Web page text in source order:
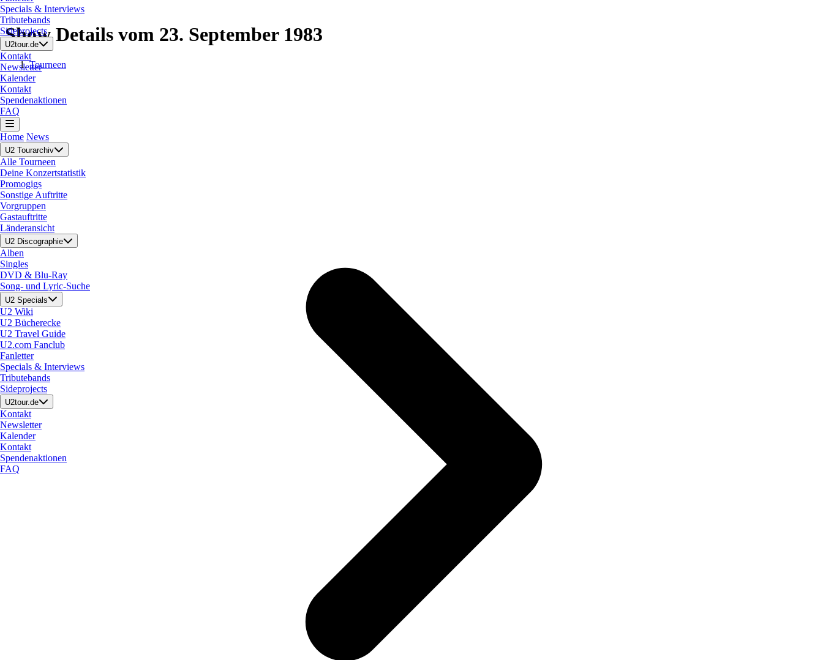
Specials & Interviews
Tributebands
Sideprojects
U2tour.de
Kontakt
Newsletter
Kalender
Kontakt
Spendenaktionen
FAQ
Home News
U2 Tourarchiv
Alle Tourneen
Deine Konzertstatistik
Promogigs
Sonstige Auftritte
Vorgruppen
Gastauftritte
Länderansicht
U2 Discographie
Alben
Singles
DVD & Blu-Ray
Song- und Lyric-Suche
U2 Specials
U2 Wiki
U2 Bücherecke
U2 Travel Guide
U2.com Fanclub
Fanletter
Specials & Interviews
Tributebands
Sideprojects
U2tour.de
Kontakt
Newsletter
Kalender
Kontakt
Spendenaktionen
FAQ
Show Details vom 23. September 1983
Tourneen